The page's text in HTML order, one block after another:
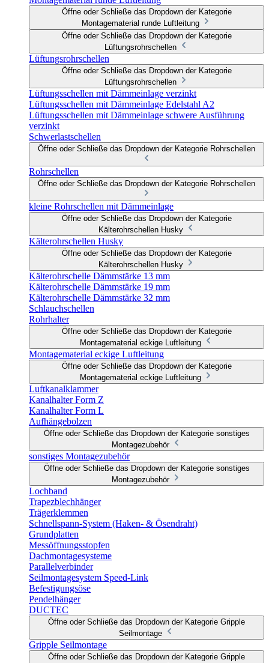
Öffne oder Schließe das Dropdown der Kategorie
Montagematerial runde Luftleitung
Öffne oder Schließe das Dropdown der Kategorie
Lüftungsrohrschellen
Lüftungsrohrschellen
Öffne oder Schließe das Dropdown der Kategorie
Lüftungsrohrschellen
Lüftungsschellen mit Dämmeinlage verzinkt
Lüftungsschellen mit Dämmeinlage Edelstahl A2
Lüftungsschellen mit Dämmeinlage schwere Ausführung
verzinkt
Schwerlastschellen
Öffne oder Schließe das Dropdown der Kategorie Rohrschellen
Rohrschellen
Öffne oder Schließe das Dropdown der Kategorie Rohrschellen
kleine Rohrschellen mit Dämmeinlage
Öffne oder Schließe das Dropdown der Kategorie
Kälterohrschellen Husky
Kälterohrschellen Husky
Öffne oder Schließe das Dropdown der Kategorie
Kälterohrschellen Husky
Kälterohrschelle Dämmstärke 13 mm
Kälterohrschelle Dämmstärke 19 mm
Kälterohrschelle Dämmstärke 32 mm
Schlauchschellen
Rohrhalter
Öffne oder Schließe das Dropdown der Kategorie
Montagematerial eckige Luftleitung
Montagematerial eckige Luftleitung
Öffne oder Schließe das Dropdown der Kategorie
Montagematerial eckige Luftleitung
Luftkanalklammer
Kanalhalter Form Z
Kanalhalter Form L
Aufhängebolzen
Öffne oder Schließe das Dropdown der Kategorie sonstiges
Montagezubehör
sonstiges Montagezubehör
Öffne oder Schließe das Dropdown der Kategorie sonstiges
Montagezubehör
Lochband
Trapezblechhänger
Trägerklemmen
Schnellspann-System (Haken- & Ösendraht)
Grundplatten
Messöffnungsstopfen
Dachmontagesysteme
Parallelverbinder
Seilmontagesystem Speed-Link
Befestigungsöse
Pendelhänger
DUCTEC
Öffne oder Schließe das Dropdown der Kategorie Gripple
Seilmontage
Gripple Seilmontage
Öffne oder Schließe das Dropdown der Kategorie Gripple